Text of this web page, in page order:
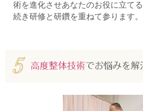
術を進化させあなたのお役に立て
続き研修と研鑽を重ねて参ります。